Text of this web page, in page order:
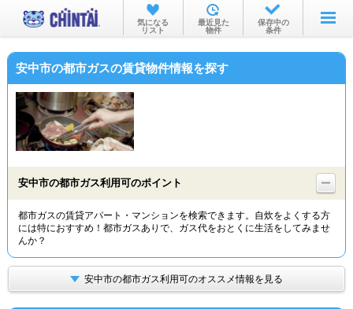
お部屋を探す
沿線・駅から
物件特集から
TOP
気になる
リスト
最近見た
物件
保存中の
条件
安中市の都市ガスの賃貸物件情報を探す
安中市の都市ガス利用可のポイント
都市ガスの賃貸アパート・マンションを検索できます。自炊をよくする方
には特におすすめ！都市ガスありで、ガス代をおとくに生活をしてみませ
んか？
安中市の都市ガス利用可のオススメ情報を見る